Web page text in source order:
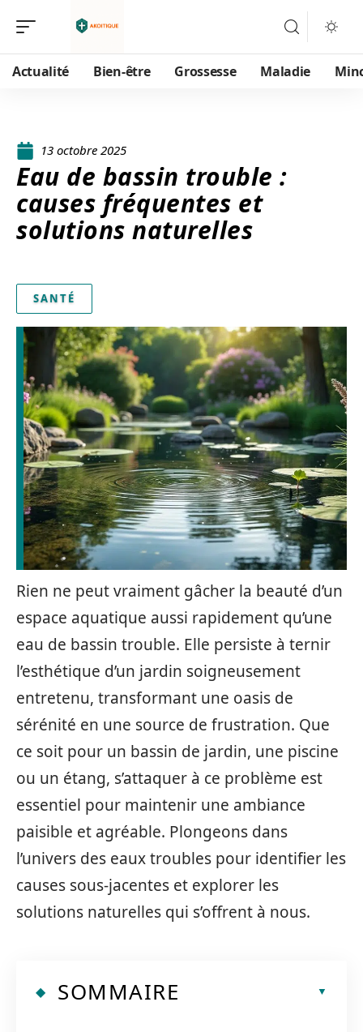
Actualité Bien-être Grossesse Maladie
13 octobre 2025
Eau de bassin trouble :
causes fréquentes et
solutions naturelles
SANTÉ
Rien ne peut vraiment gâcher la beauté d’un
espace aquatique aussi rapidement qu’une
eau de bassin trouble. Elle persiste à ternir
l’esthétique d’un jardin soigneusement
entretenu, transformant une oasis de
sérénité en une source de frustration. Que
ce soit pour un bassin de jardin, une piscine
ou un étang, s’attaquer à ce problème est
essentiel pour maintenir une ambiance
paisible et agréable. Plongeons dans
l’univers des eaux troubles pour identifier les
causes sous-jacentes et explorer les
solutions naturelles qui s’offrent à nous.
SOMMAIRE